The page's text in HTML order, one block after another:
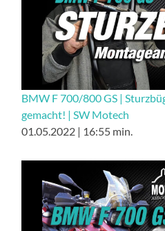
BMW F 700/800 GS |
gemacht! | SW Motech
01.05.2022 | 16:55 min.